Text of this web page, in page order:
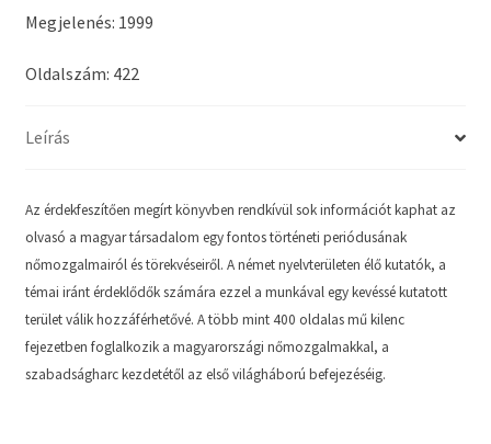
Megjelenés: 1999
Oldalszám: 422
Leírás
Az érdekfeszítően megírt könyvben rendkívül sok információt kaphat az
olvasó a magyar társadalom egy fontos történeti periódusának
nőmozgalmairól és törekvéseiről. A német nyelvterületen élő kutatók, a
témai iránt érdeklődők számára ezzel a munkával egy kevéssé kutatott
terület válik hozzáférhetővé. A több mint 400 oldalas mű kilenc
fejezetben foglalkozik a magyarországi nőmozgalmakkal, a
szabadságharc kezdetétől az első világháború befejezéséig.